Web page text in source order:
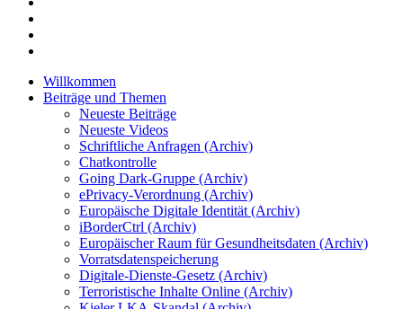
Willkommen
Beiträge und Themen
Neueste Beiträge
Neueste Videos
Schriftliche Anfragen (Archiv)
Chatkontrolle
Going Dark-Gruppe (Archiv)
ePrivacy-Verordnung (Archiv)
Europäische Digitale Identität (Archiv)
iBorderCtrl (Archiv)
Europäischer Raum für Gesundheitsdaten (Archiv)
Vorratsdatenspeicherung
Digitale-Dienste-Gesetz (Archiv)
Terroristische Inhalte Online (Archiv)